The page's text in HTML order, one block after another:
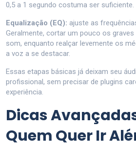
0,5 a 1 segundo costuma ser suficiente.
Equalização (EQ): ajuste as
Geralmente, cortar um pouco os graves
som, enquanto realçar levemente os
a voz a se destacar.
Essas etapas básicas já deixam seu
profissional, sem precisar de plugins
experiência.
Dicas
Quem Quer Ir